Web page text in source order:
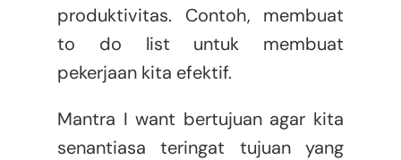
produktivitas. Contoh, membuat
to do list untuk membuat
pekerjaan kita efektif.
Mantra I want bertujuan agar kita
senantiasa teringat tujuan yang